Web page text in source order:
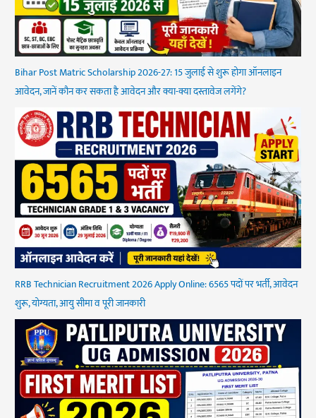
Bihar Post Matric Scholarship 2026-27: 15 जुलाई से शुरू होगा ऑनलाइन
आवेदन, जानें कौन कर सकता है आवेदन और क्या-क्या दस्तावेज लगेंगे?
RRB Technician Recruitment 2026 Apply Online: 6565 पदों पर भर्ती, आवेदन
शुरू, योग्यता, आयु सीमा व पूरी जानकारी